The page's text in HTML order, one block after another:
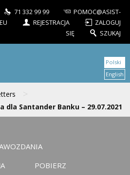
71 332 99 99
POMOC@ASIST-
REJESTRACJA
ZALOGUJ
SIĘ
SZUKAJ
>
dla Santander Banku – 29.07.2021
Polski
English
POBIERZ